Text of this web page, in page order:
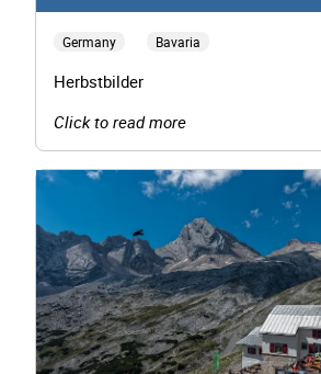
Germany Bavaria
Herbstbilder
Click to read more